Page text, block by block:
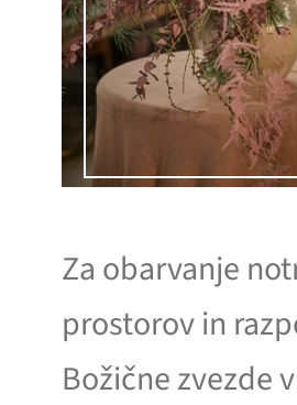
Za obarvanje
prostorov in
Božične zvezde